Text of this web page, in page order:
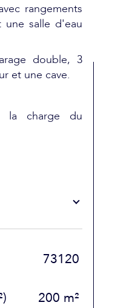
rangements
salle d'eau
double, 3
et une cave.
la charge du
Valeurs
73120
200 m²